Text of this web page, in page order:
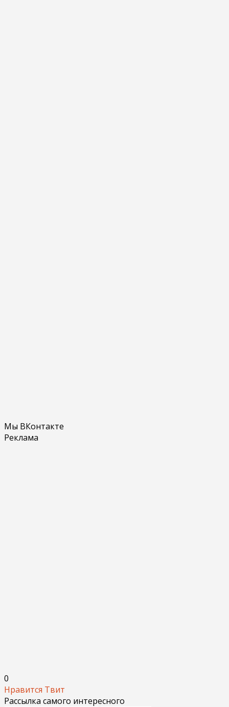
Мы ВКонтакте
Реклама
0
Нравится Твит
Рассылка самого интересного